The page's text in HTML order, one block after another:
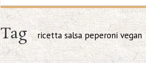
Tag ricetta salsa peperoni vegan